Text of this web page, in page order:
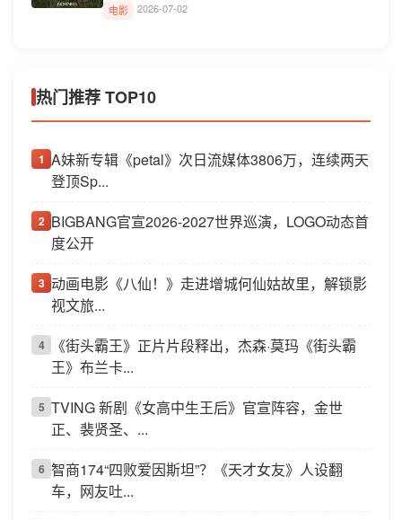
电影 2026-07-02
热门推荐 TOP10
1 A妹新专辑《petal》次日流媒体3806万，连续两天
登顶Sp...
2 BIGBANG官宣2026-2027世界巡演，LOGO动态首
度公开
3 动画电影《八仙！》走进增城何仙姑故里，解锁影
视文旅...
4
《街头霸王》正片片段释出，杰森·莫玛《街头霸
王》布兰卡...
5 TVING 新剧《女高中生王后》官宣阵容，金世
正、裴贤圣、...
6 智商174“四败爱因斯坦”？《天才女友》人设翻
车，网友吐...